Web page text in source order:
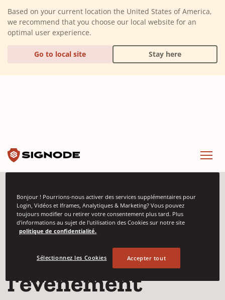
Based on your current location the United States of America,
we recommend that you choose our local website for an
optimal user experience.
Go to local site Stay here
Événements
Détails de
l'événement
Bonjour ! Pourrions-nous activer des services supplémentaires pour
Login, Vidéos et Iframes, Analytiques & Marketing? Vous pouvez
toujours modifier ou retirer votre consentement plus tard. Plus
d'informations au sujet de l'utilisation des Cookies sur notre site
politique de confidentialité.
Sélectionnez les Cookies Accepter tout